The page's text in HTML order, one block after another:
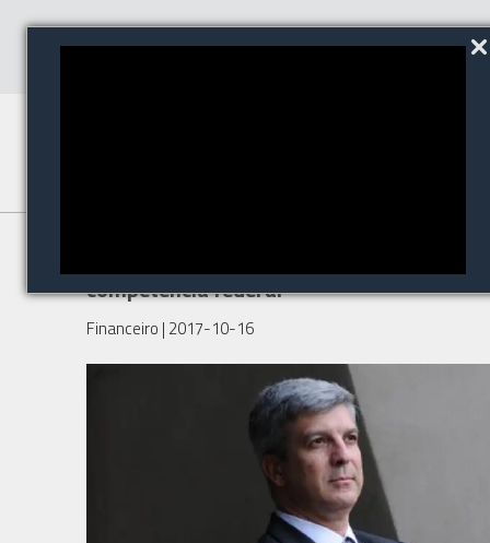
competência federal
Financeiro | 2017-10-16